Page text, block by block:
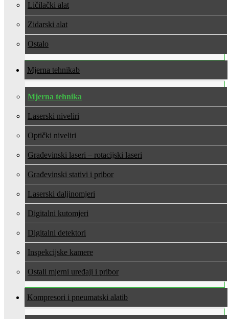
Ličilački alat
Zidarski alat
Ostalo
Mjerna tehnika
Mjerna tehnika
Laserski niveliri
Optički niveliri
Građevinski laseri – rotacijski laseri
Građevinski stativi i pribor
Laserski daljinomjeri
Digitalni kutomjeri
Digitalni detektori
Inspekcijske kamere
Ostali mjerni uređaji i pribor
Kompresori i pneumatski alati